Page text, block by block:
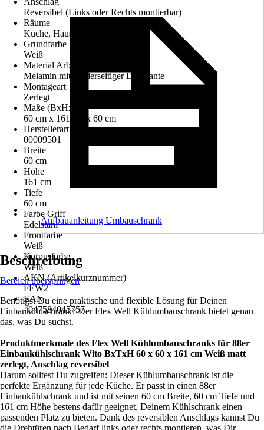
Reversibel (Links oder Rechts montierbar)
Räume
Küche, Hauswirtschaftsraum
Grundfarbe
Weiß
Material Arbeitsplatte
Melamin mit vorderseitiger Dickkante
Montageart
Zerlegt
Maße (BxHxT)
60 cm x 161 cm x 60 cm
Herstellerartikelnummer
00009501
Breite
60 cm
Höhe
161 cm
Tiefe
60 cm
Farbe Griff
Edelstahl
Frontfarbe
Weiß
Korpusfarbe
Weiß
AKN (Artikelkurznummer)
FEW2
EAN
4047584045757
Aufbauanleitung Umbauschrank
Beschreibung
Bereich überspringen
Benötigst Du eine praktische und flexible Lösung für Deinen
Einbaukühlschrank? Der Flex Well Kühlumbauschrank bietet genau
das, was Du suchst.
Produktmerkmale des Flex Well Kühlumbauschranks für 88er
Einbaukühlschrank Wito BxTxH 60 x 60 x 161 cm Weiß matt
zerlegt, Anschlag reversibel
Darum solltest Du zugreifen: Dieser Kühlumbauschrank ist die
perfekte Ergänzung für jede Küche. Er passt in einen 88er
Einbaukühlschrank und ist mit seinen 60 cm Breite, 60 cm Tiefe und
161 cm Höhe bestens dafür geeignet, Deinem Kühlschrank einen
passenden Platz zu bieten. Dank des reversiblen Anschlags kannst Du
die Drehtüren nach Bedarf links oder rechts montieren, was Dir